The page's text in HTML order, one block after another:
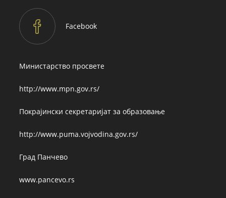
Facebook
Министарство просвете
http://www.mpn.gov.rs/
Покрајински секретаријат за образовање
http://www.puma.vojvodina.gov.rs/
Град Панчево
www.pancevo.rs